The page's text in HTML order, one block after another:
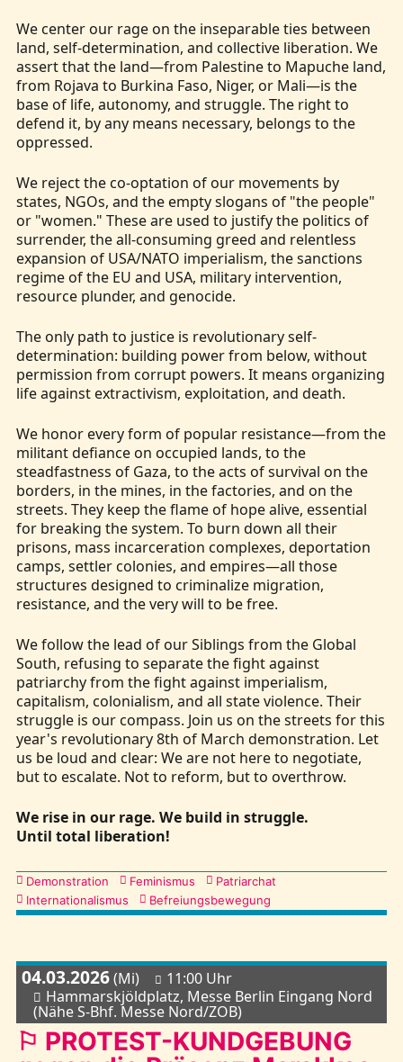
We center our rage on the inseparable ties between
land, self-determination, and collective liberation. We
assert that the land—from Palestine to Mapuche land,
from Rojava to Burkina Faso, Niger, or Mali—is the
base of life, autonomy, and struggle. The right to
defend it, by any means necessary, belongs to the
oppressed.
We reject the co-optation of our movements by
states, NGOs, and the empty slogans of "the people"
or "women." These are used to justify the politics of
surrender, the all-consuming greed and relentless
expansion of USA/NATO imperialism, the sanctions
regime of the EU and USA, military intervention,
resource plunder, and genocide.
The only path to justice is revolutionary self-
determination: building power from below, without
permission from corrupt powers. It means organizing
life against extractivism, exploitation, and death.
We honor every form of popular resistance—from the
militant defiance on occupied lands, to the
steadfastness of Gaza, to the acts of survival on the
borders, in the mines, in the factories, and on the
streets. They keep the flame of hope alive, essential
for breaking the system. To burn down all their
prisons, mass incarceration complexes, deportation
camps, settler colonies, and empires—all those
structures designed to criminalize migration,
resistance, and the very will to be free.
We follow the lead of our Siblings from the Global
South, refusing to separate the fight against
patriarchy from the fight against imperialism,
capitalism, colonialism, and all state violence. Their
struggle is our compass. Join us on the streets for this
year's revolutionary 8th of March demonstration. Let
us be loud and clear: We are not here to negotiate,
but to escalate. Not to reform, but to overthrow.
We rise in our rage. We build in struggle.
Until total liberation!
Kategorien
Demonstration Feminismus
Patriarchat
Internationalismus
Befreiungsbewegung
04.03.2026(Mi)
11:00 Uhr
Hammarskjöldplatz, Messe Berlin Eingang Nord
(Nähe S-Bhf. Messe Nord/ZOB)
⚐ PROTEST-KUNDGEBUNG